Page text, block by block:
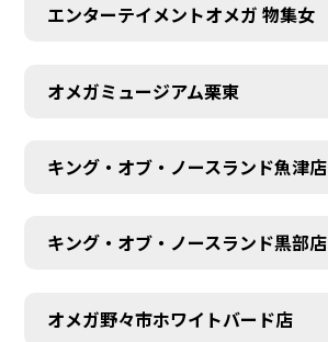
エンターテイメントオメガ 物集女
オメガミュージアム栗東
キング・オブ・ノースランド魚津店
キング・オブ・ノースランド黒部店
オメガ野々市ホワイトバード店